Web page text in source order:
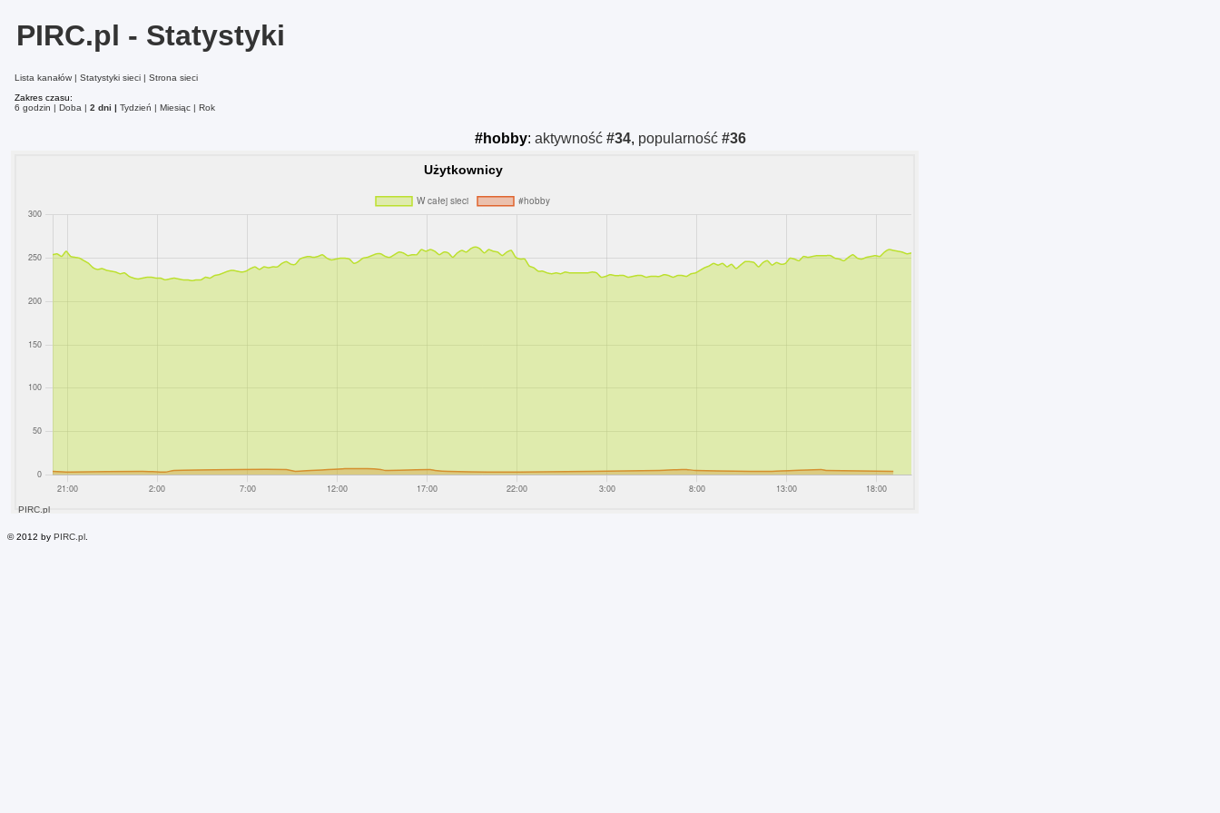
PIRC.pl - Statystyki
Lista kanałów Statystyki sieci
Strona sieci
Zakres czasu:
6 godzin
Doba 2 dni Tydzień Miesiąc Rok
#hobby: aktywność #34, popularność #36
© 2012 by PIRC.pl